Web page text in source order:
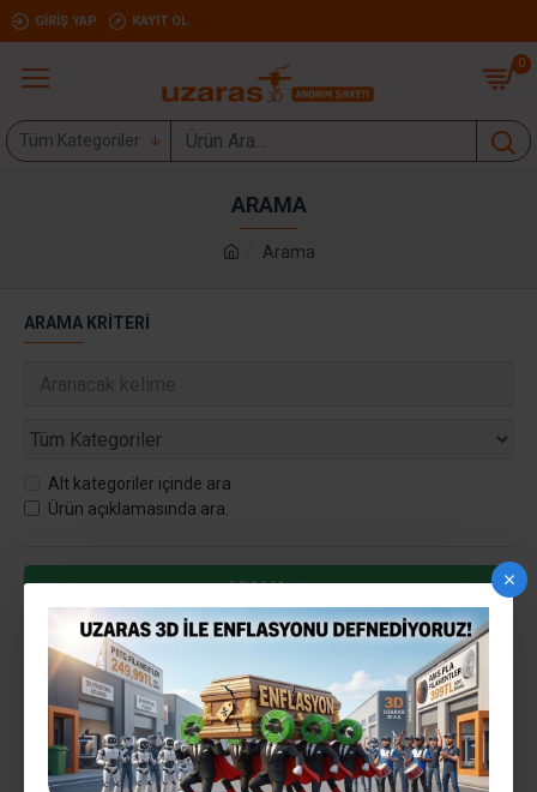
GIRIŞ YAP KAYIT OL
0
Tüm Kategoriler
Arama
ARAMA
ARAMA KRITERI
Alt kategoriler içinde ara
Ürün açıklamasında ara.
ARAMA
ARAMA KRITERLERINE UYGUN ÜRÜNLER